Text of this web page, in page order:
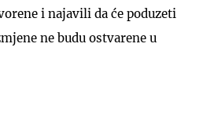
i najavili da će poduzeti
ne budu ostvarene u